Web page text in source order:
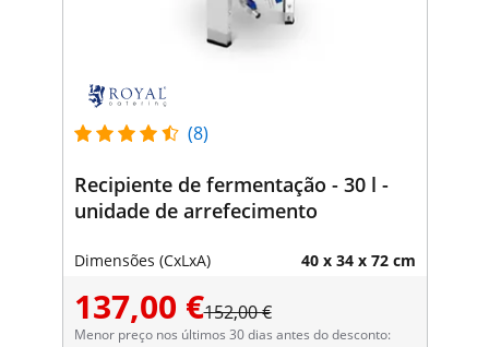
(8)
Recipiente de fermentação - 30 l -
unidade de arrefecimento
Dimensões (CxLxA) 40 x 34 x 72 cm
137,00 €152,00 €
Menor preço nos últimos 30 dias antes do desconto: